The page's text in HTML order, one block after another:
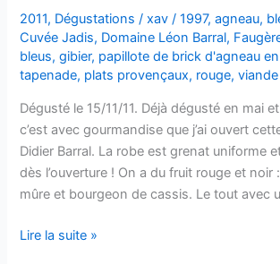
Barral
–
1998
2011, Dégustations /xav/1997,agneau,
Cuvée Jadis, Domaine Léon Barral,
bleus,gibier, papillote de brick d'agneau
tapenade, plats provençaux, rouge,
Dégusté le 15/11/11. Déjà dégusté en mai
c’est avec gourmandise que j’ai ouvert
Didier Barral. La robe est grenat uniforme
dès l’ouverture ! On a du fruit rouge et noir
mûre et bourgeon de cassis. Le tout avec
Faugères
Lire la suite »